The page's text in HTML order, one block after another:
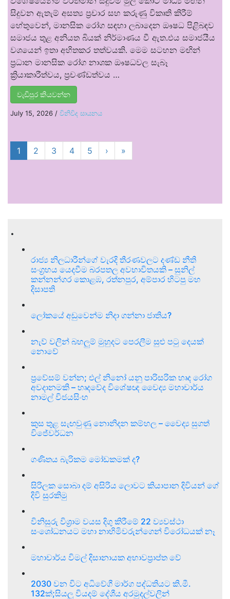
සිදුවන ඇතැම් අසත්‍ය ප්‍රචාර සහ කරුණු විකෘති කිරීම්
හේතුවෙන්, මානසික රෝග සඳහා ලබාදෙන ඖෂධ පිළිබඳව
සමාජය තුළ අනියත බියක් නිර්මාණය වී ඇත.එය සමාජයීය
වශයෙන් ඉතා අහිතකර තත්වයකි. මෙම සටහන මඟින්
ප්‍රධාන මානසික රෝග නාශක ඖෂධවල සැබෑ
ක්‍රියාකාරීත්වය, ප්‍රචණ්ඩත්වය …
වැඩිපුර කියවන්න
July 15, 2026 / විනිවිද සායනය
1 2 3 4 5 › »
.
රාජ්‍ය නිලධාරීන්ගේ වැරදි තීරණවලට දණ්ඩ නීති
සංග්‍රහය යෙදවීම බරපතල අවභාවිතයකි – සුනිල්
කන්නන්ගර කොළඹ, රත්නපුර, අම්පාර හිටපු මහ
දිසාපති
ලෝකයේ අඩුවෙන්ම නිදා ගන්නා ජාතිය?
නැව් වලින් බහලුම් මුහුදට පෙරලීම සුළු පටු දෙයක්
නොවේ
ප්‍රවේසම් වන්න; එල් නිනෝ යනු පාරිසරික හෘද රෝග
අවදානමකි – හෘදවේද විශේෂඥ වෛද්‍ය මහාචාර්ය
නාමල් විජයසිංහ
කුස තුළ සැඟවුණු නොනිදන කම්හල – වෛද්‍ය සුගත්
විජේවර්ධන
ගණිතය බැරිකම මෝඩකමක් ද?
සිරිලක සොබා දම් අසිරිය ලොවට කියාපාන දිවියන් ගේ
දිවි සුරකිමු
විනිසුරු විශ්‍රාම වයස දිගු කිරීමේ 22 ව්‍යවස්ථා
සංශෝධනයට මහා නාහිමිවරුන්ගෙන් විරෝධයක් නෑ
මහාචාර්ය විමල් දිසානායක අභාවප්‍රාප්ත වේ
2030 වන විට අධිවේගී මාර්ග පද්ධතියට කි.මී.
132ක්;සියලු වියදම් දේශීය අරමුදල්වලින්